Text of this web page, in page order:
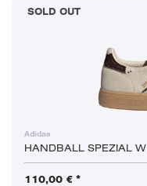
SOLD OUT
Adidas
HANDBALL SPEZIAL W
110,00 € *